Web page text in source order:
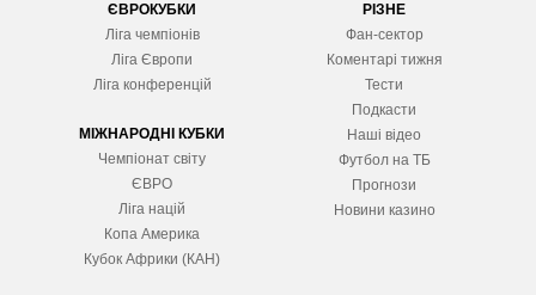
ЄВРОКУБКИ
Ліга чемпіонів
Ліга Європи
Ліга конференцій
МІЖНАРОДНІ КУБКИ
Чемпіонат світу
ЄВРО
Ліга націй
Копа Америка
Кубок Африки (КАН)
РІЗНЕ
Фан-сектор
Коментарі тижня
Тести
Подкасти
Наші відео
Футбол на ТБ
Прогнози
Новини казино